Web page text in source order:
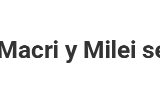
y Milei